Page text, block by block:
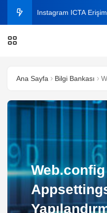
Instagram ICTA
Windows’ta Klasörde
Ana Sayfa Bilgi Bankası